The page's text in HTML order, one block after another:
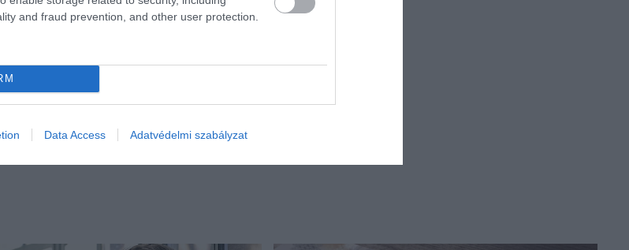
and fraud prevention, and other user protection.
Data Access Adatvédelmi szabályzat